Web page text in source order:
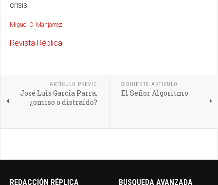
crisis.
Miguel C. Manjarrez
Revista Réplica
ARTÍCULO PREVIO
José Luis García Parra,
¿omiso o distraído?
SIGUIENTE ARTÍCULO
El Señor Algoritmo
REDACCIÓN RÉPLICA BUSQUEDA AVANZADA